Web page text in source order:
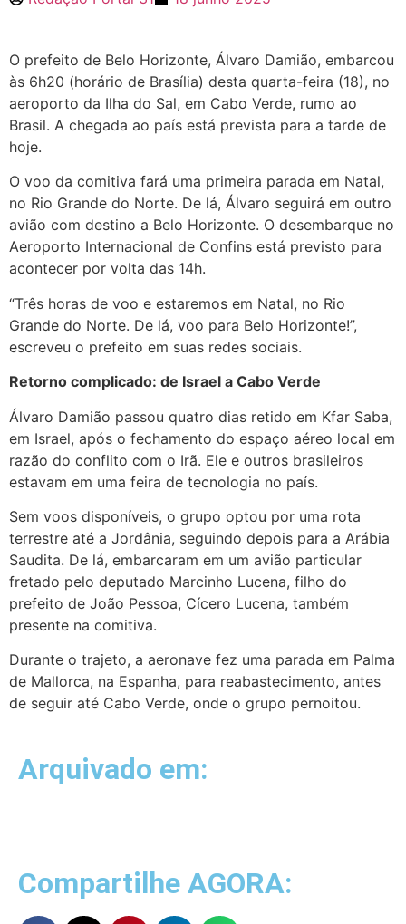
O prefeito de Belo Horizonte, Álvaro Damião, embarcou
às 6h20 (horário de Brasília) desta quarta-feira (18), no
aeroporto da Ilha do Sal, em Cabo Verde, rumo ao
Brasil. A chegada ao país está prevista para a tarde de
hoje.
O voo da comitiva fará uma primeira parada em Natal,
no Rio Grande do Norte. De lá, Álvaro seguirá em outro
avião com destino a Belo Horizonte. O desembarque no
Aeroporto Internacional de Confins está previsto para
acontecer por volta das 14h.
“Três horas de voo e estaremos em Natal, no Rio
Grande do Norte. De lá, voo para Belo Horizonte!”,
escreveu o prefeito em suas redes sociais.
Retorno complicado: de Israel a Cabo Verde
Álvaro Damião passou quatro dias retido em Kfar Saba,
em Israel, após o fechamento do espaço aéreo local em
razão do conflito com o Irã. Ele e outros brasileiros
estavam em uma feira de tecnologia no país.
Sem voos disponíveis, o grupo optou por uma rota
terrestre até a Jordânia, seguindo depois para a Arábia
Saudita. De lá, embarcaram em um avião particular
fretado pelo deputado Marcinho Lucena, filho do
prefeito de João Pessoa, Cícero Lucena, também
presente na comitiva.
Durante o trajeto, a aeronave fez uma parada em Palma
de Mallorca, na Espanha, para reabastecimento, antes
de seguir até Cabo Verde, onde o grupo pernoitou.
Arquivado em:
Compartilhe AGORA: